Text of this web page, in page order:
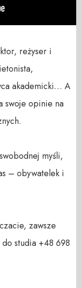
reżyser i
akademicki… A
swoje opinie na
myśli,
– obywatelek i
zawsze
do studia +48 698